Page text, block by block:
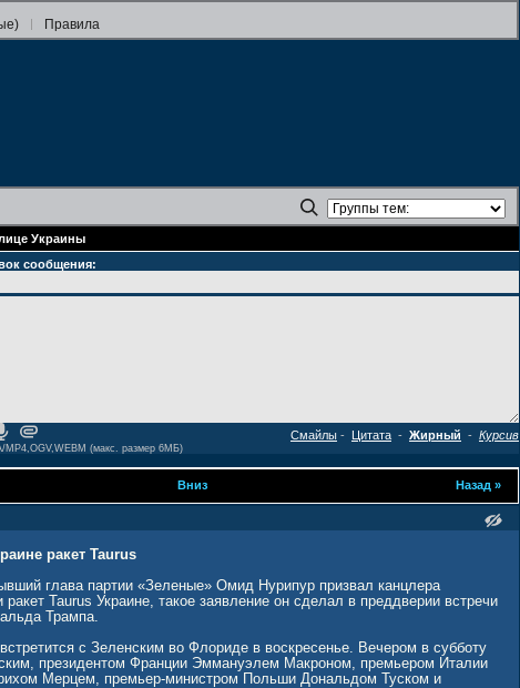
Правила
Украины
сообщения:
- Цитата - Жирный - Курсив
Смайлы
MP4,OGV,WEBM (макс. размер 6МБ)
Назад »
Вниз
ракет Taurus
глава партии «Зеленые» Омид Нурипур призвал канцлера
Taurus Украине, такое заявление он сделал в преддверии встречи
Трампа.
с Зеленским во Флориде в воскресенье. Вечером в субботу
президентом Франции Эммануэлем Макроном, премьером Италии
Мерцем, премьер-министром Польши Дональдом Туском и